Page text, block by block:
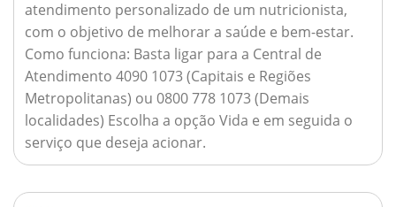
atendimento personalizado de um nutricionista,
com o objetivo de melhorar a saúde e bem-estar.
Como funciona: Basta ligar para a Central de
Atendimento 4090 1073 (Capitais e Regiões
Metropolitanas) ou 0800 778 1073 (Demais
localidades) Escolha a opção Vida e em seguida o
serviço que deseja acionar.